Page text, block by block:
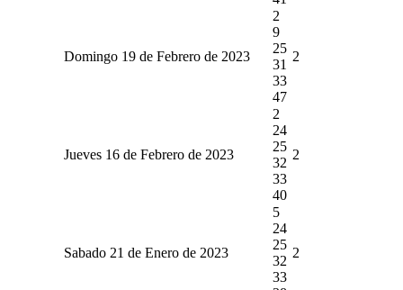
Domingo 19 de Febrero de 2023
2
9
25
31
33
47
2
Jueves 16 de Febrero de 2023
2
24
25
32
33
40
2
Sabado 21 de Enero de 2023
5
24
25
32
33
2